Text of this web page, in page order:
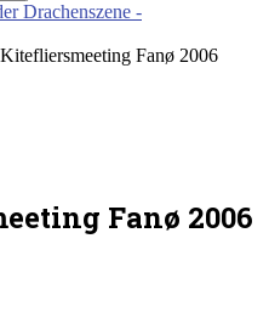
Drachenszene -
Fanø 2006
Fanø 2006